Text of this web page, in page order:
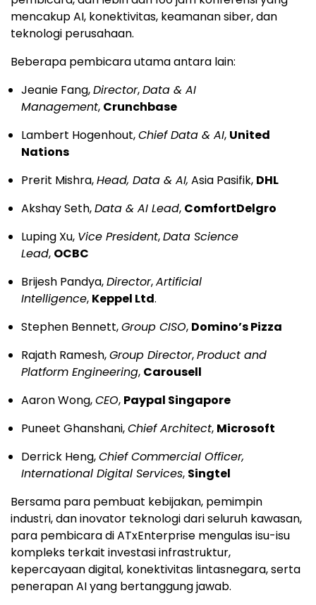
mencakup AI, konektivitas, keamanan siber, dan
teknologi perusahaan.
Beberapa pembicara utama antara lain:
Jeanie Fang,Director,Data & AI
Management, Crunchbase
Lambert Hogenhout,Chief Data & AI, United
Nations
Prerit Mishra,Head, Data & AI, Asia Pasifik, DHL
Akshay Seth,Data & AI Lead, ComfortDelgro
Luping Xu, Vice President,Data Science
Lead, OCBC
Brijesh Pandya,Director,Artificial
Intelligence, Keppel Ltd.
Stephen Bennett,Group CISO, Domino’s Pizza
Rajath Ramesh,Group Director,Product and
Platform Engineering, Carousell
Aaron Wong,CEO, Paypal Singapore
Puneet Ghanshani,Chief Architect, Microsoft
Derrick Heng,Chief Commercial Officer,
International Digital Services, Singtel
Bersama para pembuat kebijakan, pemimpin
industri, dan inovator teknologi dari seluruh kawasan,
para pembicara di ATxEnterprise mengulas isu-isu
kompleks terkait investasi infrastruktur,
kepercayaan digital, konektivitas lintasnegara, serta
penerapan AI yang bertanggung jawab.